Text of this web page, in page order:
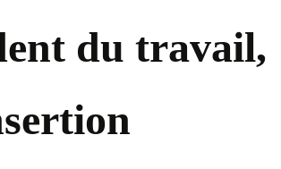
du travail,